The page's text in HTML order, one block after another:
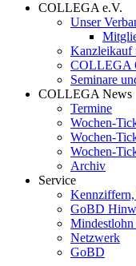
COLLEGA e.V.
Unser
Kanzleikauf
COLLEGA
Seminare
COLLEGA News
Termine
Wochen-
Wochen-
Wochen-
Archiv
Service
GoBD
Mindestlohn
Netzwerk
GoBD